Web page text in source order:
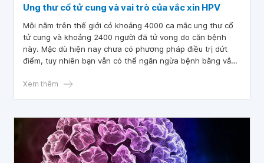
Ung thư cổ tử cung và vai trò của vắc xin HPV
Mỗi năm trên thế giới có khoảng 4000 ca mắc ung thư cổ
tử cung và khoảng 2400 người đã tử vong do căn bệnh
này. Mặc dù hiện nay chưa có phương pháp điều trị dứt
điểm, tuy nhiên bạn vẫn có thể ngăn ngừa bệnh bằng vắc-
Xem thêm